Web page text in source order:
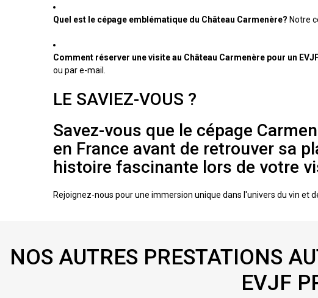
Quel est le cépage emblématique du Château Carmenère? Notre
Comment réserver une visite au Château Carmenère pour un
ou par e-mail.
LE SAVIEZ-VOUS ?
Savez-vous que le cépage
en France avant de retrouver sa
histoire fascinante lors de votre
Rejoignez-nous pour une immersion unique dans l'univers du vin et
NOS AUTRES PRESTATIONS
EVJF